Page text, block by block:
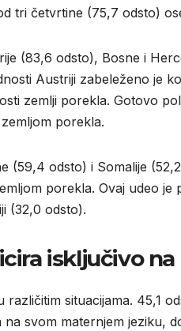
tri četvrtine (75,7 odsto)
(83,6 odsto), Bosne i
Austriji zabeleženo je
zemlji porekla. Gotovo
porekla.
(59,4 odsto) i Somalije
porekla. Ovaj udeo
(32,0 odsto).
isključivo
situacijama. 45,1
svom maternjem jeziku,